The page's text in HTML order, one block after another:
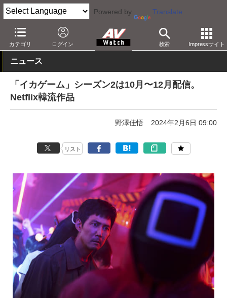
Powered by Translate
カテゴリ ログイン 検索 Impressサイト
AV Watch コンテンツ・サービス 映像配信 Netflix
ニュース
「イカゲーム」シーズン2は10月〜12月配信。
Netflix韓流作品
野澤佳悟 2024年2月6日 09:00
リスト